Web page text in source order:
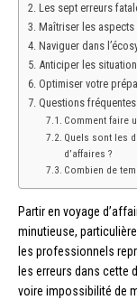
Les sept erreurs
Maîtriser les
Naviguer dans
Anticiper les
Optimiser votre
Questions
Comment faire
Quels sont les
d’affaires ?
Combien de
Partir en voyage
minutieuse,
les professionnels
les erreurs dans cette
voire impossibilité de